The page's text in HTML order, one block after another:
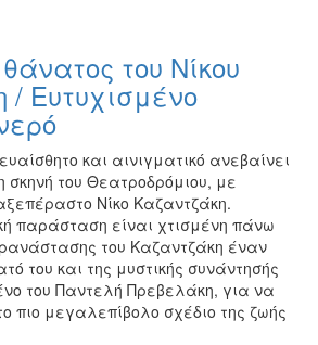
του Νίκου
/ Ευτυχισμένο
και αινιγματικό ανεβαίνει
του Θεατροδρόμιου, με
Νίκο Καζαντζάκη.
παράσταση είναι χτισμένη πάνω
του Καζαντζάκη έναν
του και της μυστικής συνάντησής
του Παντελή Πρεβελάκη, για να
πιο μεγαλεπίβολο σχέδιο της ζωής